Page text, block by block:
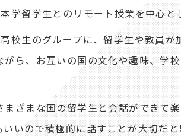
学留学生とのリモート授業を中心
校生のグループに、留学生や教員
がら、お互いの国の文化や趣味、学
ざまな国の留学生と会話ができて
いので積極的に話すことが大切だ